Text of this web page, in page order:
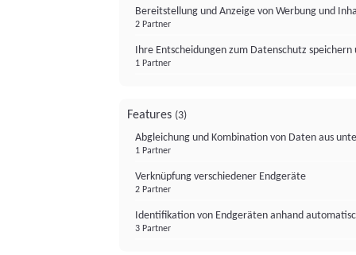
Bereitstellung und Anzeige von Werbung und
2 Partner
Ihre Entscheidungen zum Datenschutz
1 Partner
Features (3)
Abgleichung und Kombination von Daten aus
1 Partner
Verknüpfung verschiedener Endgeräte
2 Partner
Identifikation von Endgeräten anhand
3 Partner